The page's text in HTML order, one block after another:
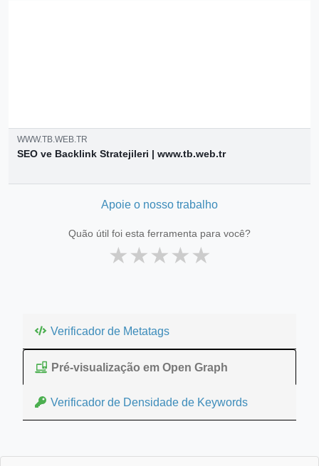
WWW.TB.WEB.TR
SEO ve Backlink Stratejileri | www.tb.web.tr
Apoie o nosso trabalho
Quão útil foi esta ferramenta para você?
★★★★★
Verificador de Metatags
Pré-visualização em Open Graph
Verificador de Densidade de Keywords